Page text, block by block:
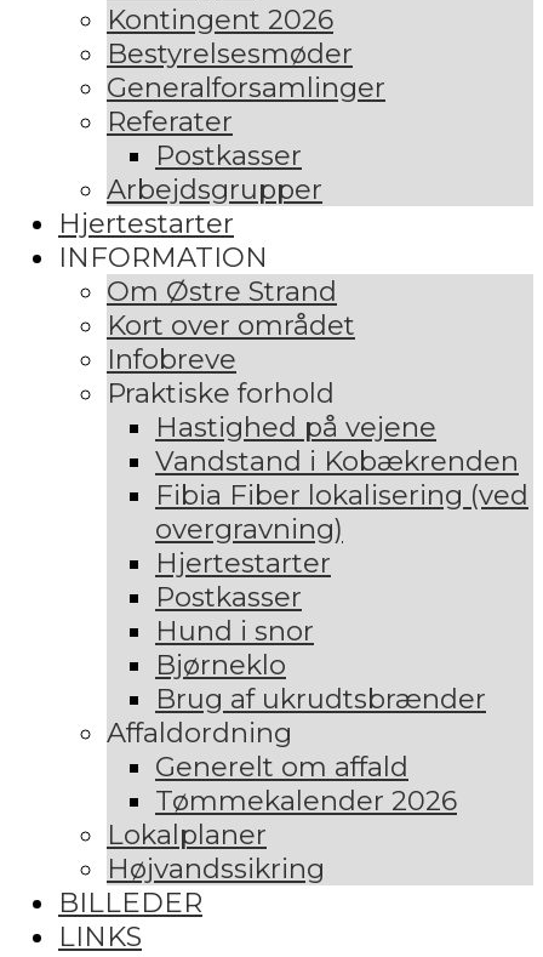
Kontingent 2026
Bestyrelsesmøder
Generalforsamlinger
Referater
Postkasser
Arbejdsgrupper
Hjertestarter
INFORMATION
Om Østre Strand
Kort over området
Infobreve
Praktiske forhold
Hastighed på vejene
Vandstand i Kobækrenden
Fibia Fiber lokalisering (ved
overgravning)
Hjertestarter
Postkasser
Hund i snor
Bjørneklo
Brug af ukrudtsbrænder
Affaldordning
Generelt om affald
Tømmekalender 2026
Lokalplaner
Højvandssikring
BILLEDER
LINKS